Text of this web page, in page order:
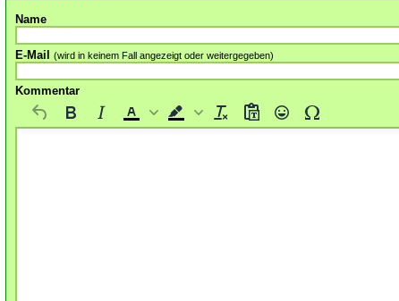
Name
E-Mail (wird in keinem Fall angezeigt oder weitergegeben)
Kommentar